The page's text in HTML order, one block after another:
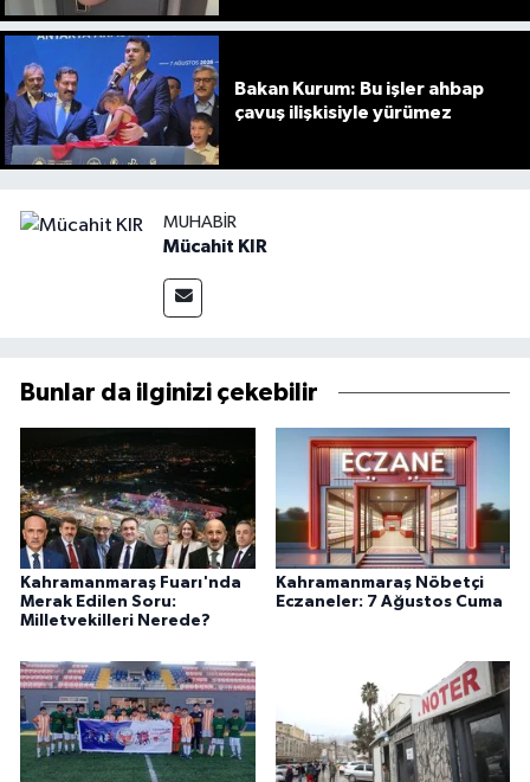
Bakan Kurum: Bu işler ahbap
çavuş ilişkisiyle yürümez
MUHABIR
Mücahit KIR
Bunlar da ilginizi çekebilir
Kahramanmaraş Fuarı'nda
Merak Edilen Soru:
Milletvekilleri Nerede?
Kahramanmaraş Nöbetçi
Eczaneler: 7 Ağustos Cuma